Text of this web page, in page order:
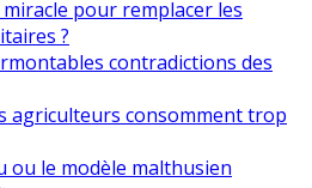
pour remplacer les
?
contradictions des
agriculteurs consomment trop
ou le modèle malthusien